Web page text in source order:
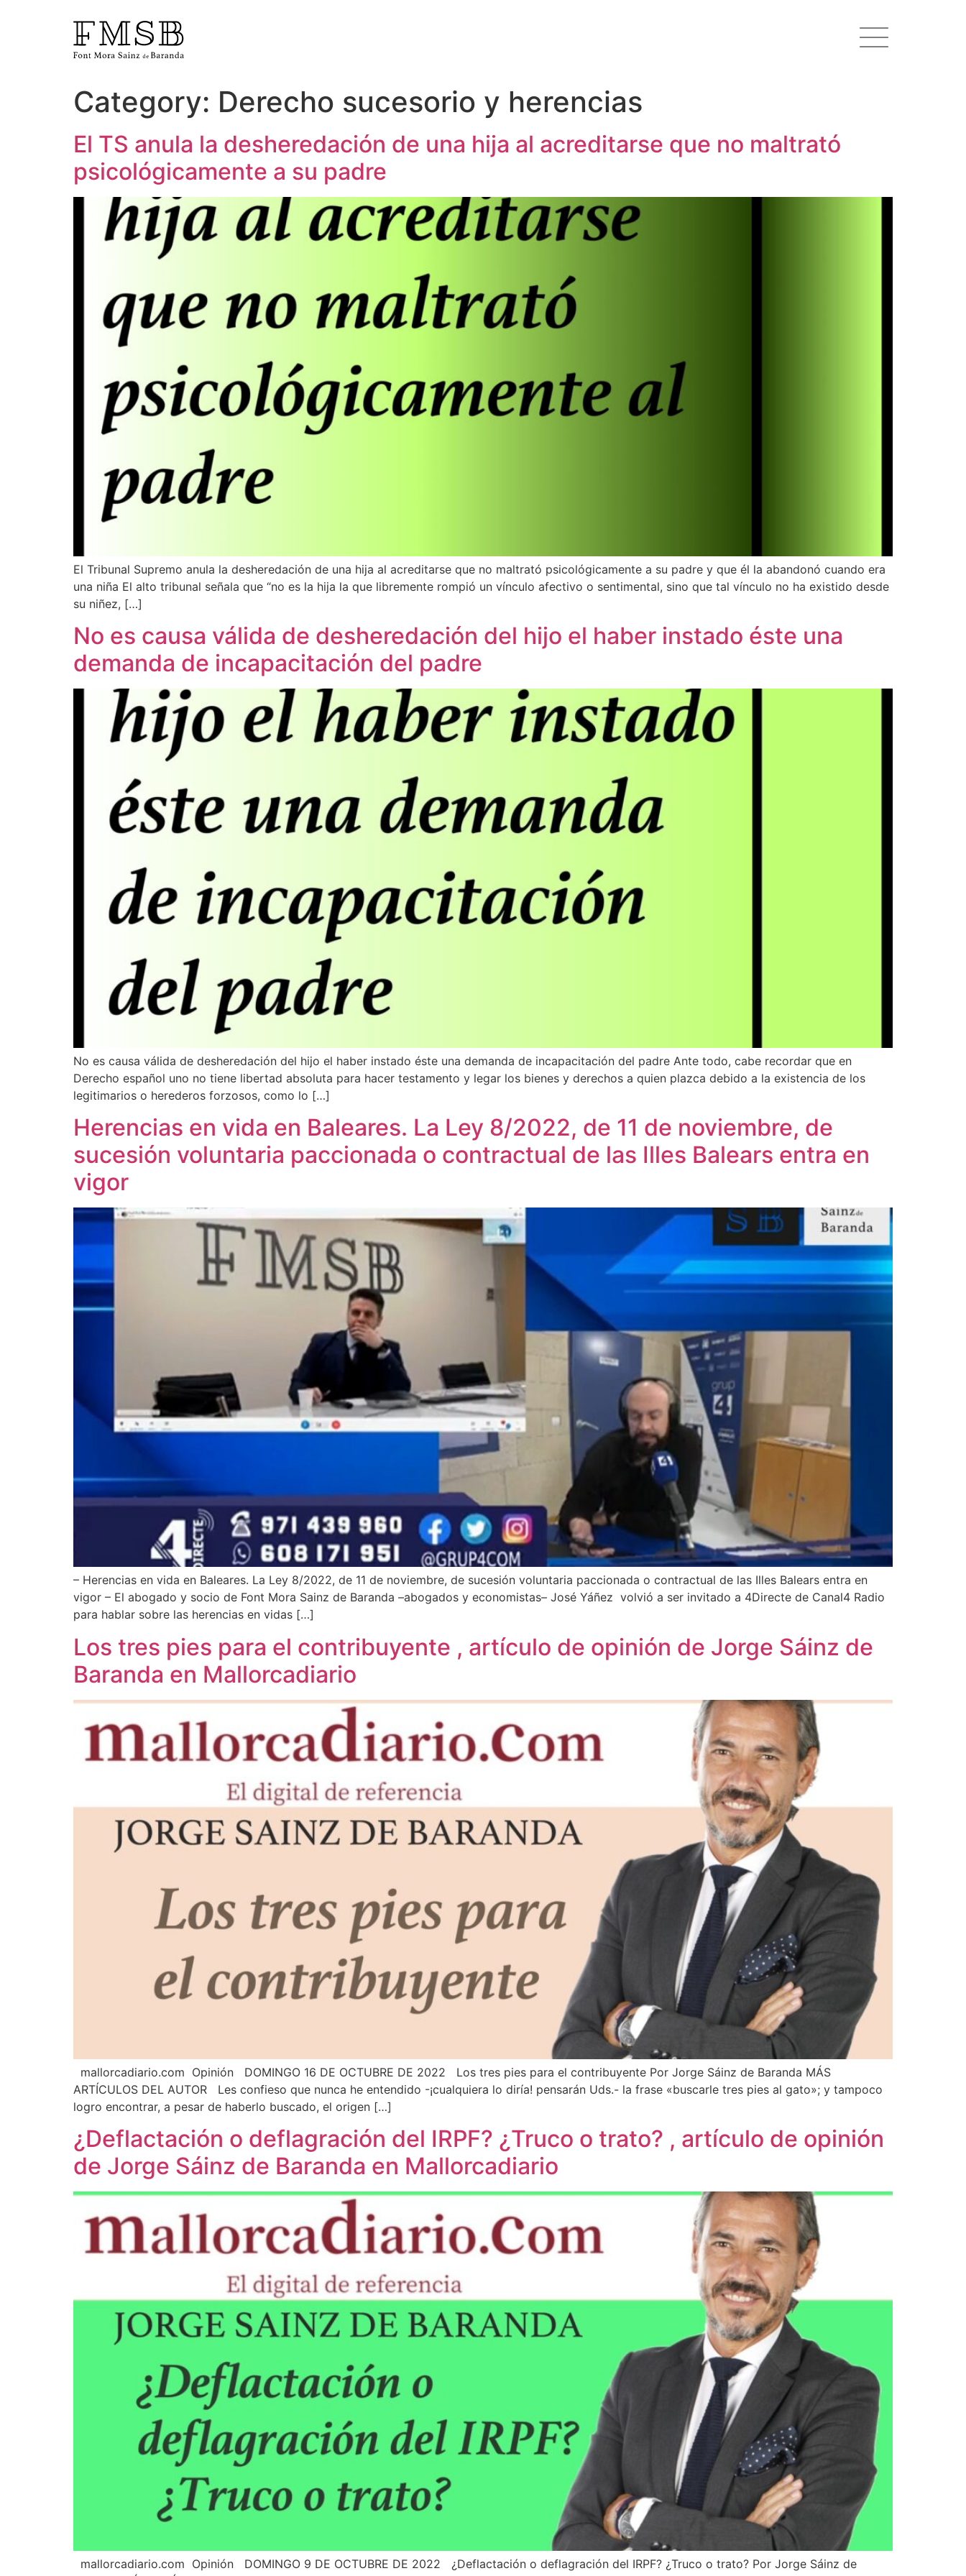
Home
Font Mora Sainz de Baranda
Team
Blog and news
How can we help you?
Category: Derecho sucesorio y herencias
El TS anula la desheredación de una hija al acreditarse que no maltrató
psicológicamente a su padre
El Tribunal Supremo anula la desheredación de una hija al acreditarse que no maltrató psicológicamente a su padre y que él la abandonó cuando era
una niña El alto tribunal señala que “no es la hija la que libremente rompió un vínculo afectivo o sentimental, sino que tal vínculo no ha existido desde
su niñez, […]
No es causa válida de desheredación del hijo el haber instado éste una
demanda de incapacitación del padre
No es causa válida de desheredación del hijo el haber instado éste una demanda de incapacitación del padre Ante todo, cabe recordar que en
Derecho español uno no tiene libertad absoluta para hacer testamento y legar los bienes y derechos a quien plazca debido a la existencia de los
legitimarios o herederos forzosos, como lo […]
Herencias en vida en Baleares. La Ley 8/2022, de 11 de noviembre, de
sucesión voluntaria paccionada o contractual de las Illes Balears entra en
vigor
– Herencias en vida en Baleares. La Ley 8/2022, de 11 de noviembre, de sucesión voluntaria paccionada o contractual de las Illes Balears entra en
vigor – El abogado y socio de Font Mora Sainz de Baranda –abogados y economistas– José Yáñez volvió a ser invitado a 4Directe de Canal4 Radio
para hablar sobre las herencias en vidas […]
Los tres pies para el contribuyente , artículo de opinión de Jorge Sáinz de
Baranda en Mallorcadiario
mallorcadiario.com Opinión DOMINGO 16 DE OCTUBRE DE 2022 Los tres pies para el contribuyente Por Jorge Sáinz de Baranda MÁS
ARTÍCULOS DEL AUTOR Les confieso que nunca he entendido -¡cualquiera lo diría! pensarán Uds.- la frase «buscarle tres pies al gato»; y tampoco
logro encontrar, a pesar de haberlo buscado, el origen […]
¿Deflactación o deflagración del IRPF? ¿Truco o trato? , artículo de opinión
de Jorge Sáinz de Baranda en Mallorcadiario
mallorcadiario.com Opinión DOMINGO 9 DE OCTUBRE DE 2022 ¿Deflactación o deflagración del IRPF? ¿Truco o trato? Por Jorge Sáinz de